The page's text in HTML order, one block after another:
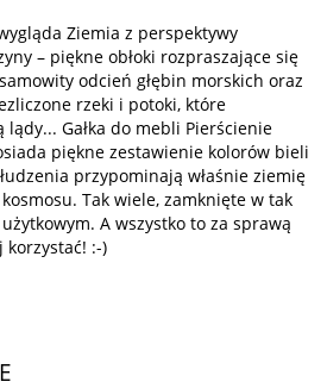
Ziemia z perspektywy
– piękne obłoki rozpraszające się
odcień głębin morskich oraz
rzeki i potoki, które
Gałka do mebli Pierścienie
piękne zestawienie kolorów bieli
przypominają właśnie ziemię
Tak wiele, zamknięte w tak
A wszystko to za sprawą
:-)